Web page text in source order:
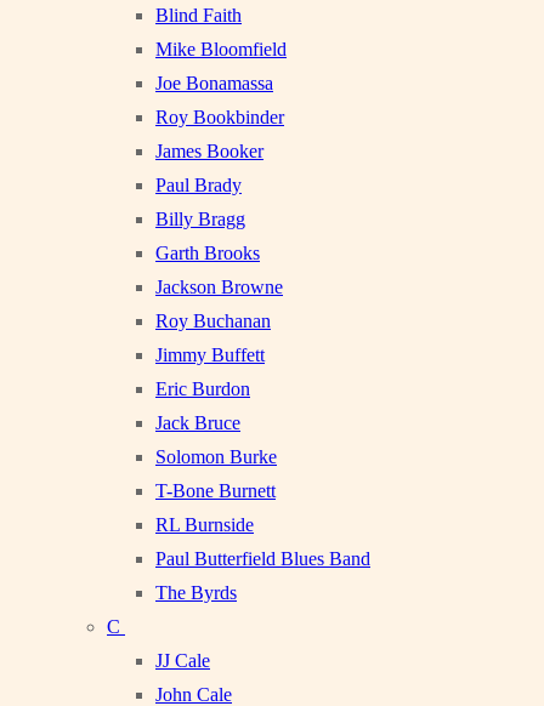
Blind Faith
Mike Bloomfield
Joe Bonamassa
Roy Bookbinder
James Booker
Paul Brady
Billy Bragg
Garth Brooks
Jackson Browne
Roy Buchanan
Jimmy Buffett
Eric Burdon
Jack Bruce
Solomon Burke
T-Bone Burnett
RL Burnside
Paul Butterfield Blues Band
The Byrds
C
JJ Cale
John Cale